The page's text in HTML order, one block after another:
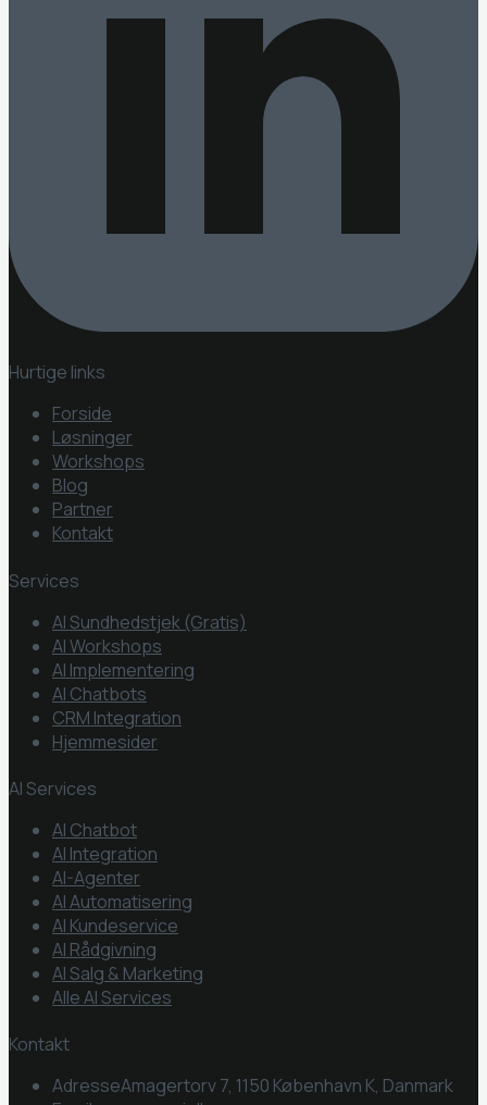
Hurtige links
Forside
Løsninger
Workshops
Blog
Partner
Kontakt
Services
AI Sundhedstjek (Gratis)
AI Workshops
AI Implementering
AI Chatbots
CRM Integration
Hjemmesider
AI Services
AI Chatbot
AI Integration
AI-Agenter
AI Automatisering
AI Kundeservice
AI Rådgivning
AI Salg & Marketing
Alle AI Services
Kontakt
AdresseAmagertorv 7, 1150 København K, Danmark